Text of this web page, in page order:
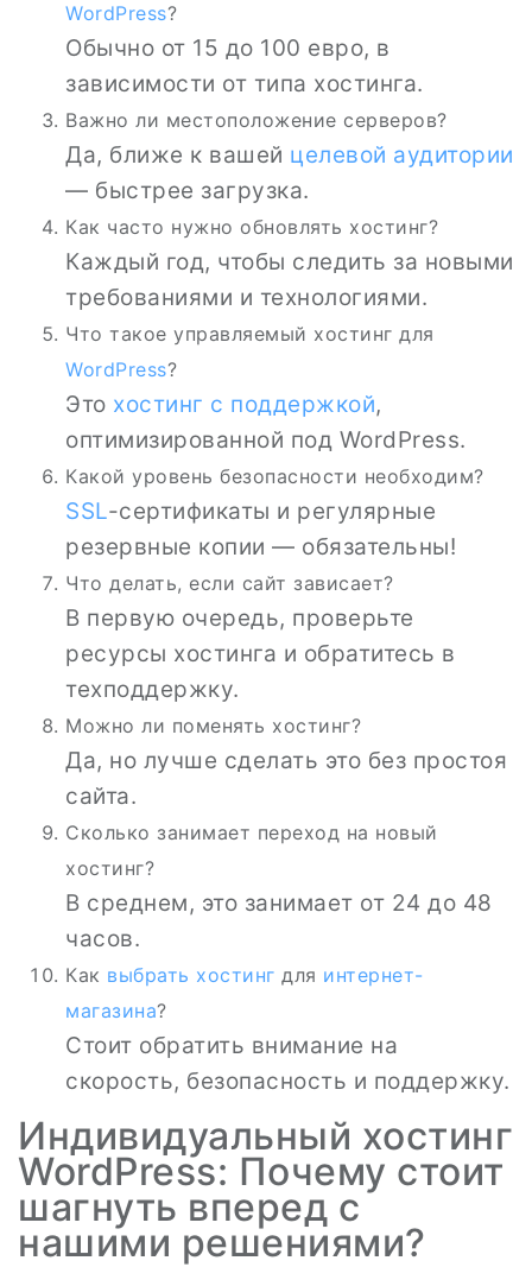
WordPress?
Обычно от 15 до 100 евро, в
зависимости от типа хостинга.
Важно ли местоположение серверов?
Да, ближе к вашей целевой аудитории
— быстрее загрузка.
Как часто нужно обновлять хостинг?
Каждый год, чтобы следить за новыми
требованиями и технологиями.
Что такое управляемый хостинг для
WordPress?
Это хостинг с поддержкой,
оптимизированной под WordPress.
Какой уровень безопасности необходим?
SSL-сертификаты и регулярные
резервные копии — обязательны!
Что делать, если сайт зависает?
В первую очередь, проверьте
ресурсы хостинга и обратитесь в
техподдержку.
Можно ли поменять хостинг?
Да, но лучше сделать это без простоя
сайта.
Сколько занимает переход на новый
хостинг?
В среднем, это занимает от 24 до 48
часов.
Как выбрать хостинг для интернет-
магазина?
Стоит обратить внимание на
скорость, безопасность и поддержку.
Индивидуальный хостинг
WordPress: Почему стоит
шагнуть вперед с
нашими решениями?